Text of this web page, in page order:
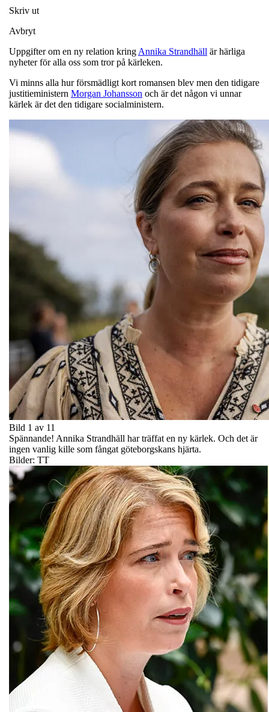
Skriv ut
Avbryt
Uppgifter om en ny relation kring Annika Strandhäll är härliga
nyheter för alla oss som tror på kärleken.
Vi minns alla hur försmädligt kort romansen blev men den tidigare
justitieministern Morgan Johansson och är det någon vi unnar
kärlek är det den tidigare socialministern.
Bild 1 av 11
Spännande! Annika Strandhäll har träffat en ny kärlek. Och det är
ingen vanlig kille som fångat göteborgskans hjärta.
Bilder: TT